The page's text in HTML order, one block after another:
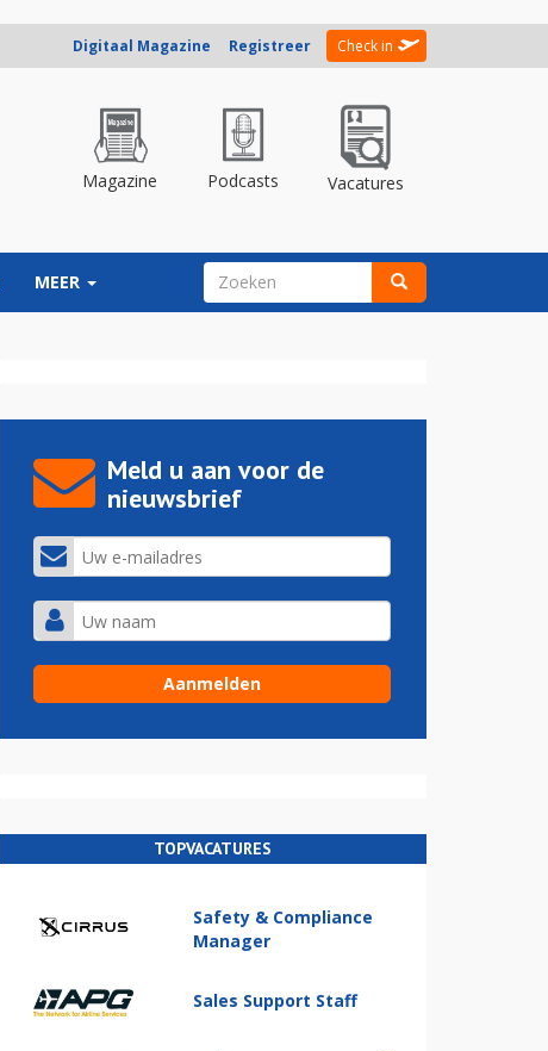
Digitaal Magazine Registreer Check in
Magazine Podcasts Vacatures
MEER ZOEKVELD
Meld u aan voor de
nieuwsbrief
TOPVACATURES
Safety & Compliance
Manager
Sales Support Staff